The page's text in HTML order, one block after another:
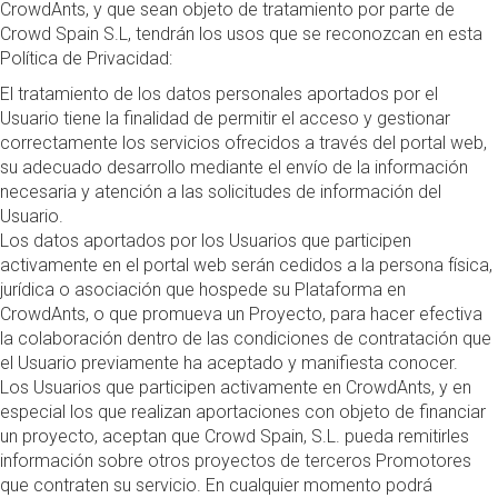
CrowdAnts, y que sean objeto de tratamiento por parte de
Crowd Spain S.L, tendrán los usos que se reconozcan en esta
Política de Privacidad:
El tratamiento de los datos personales aportados por el
Usuario tiene la finalidad de permitir el acceso y gestionar
correctamente los servicios ofrecidos a través del portal web,
su adecuado desarrollo mediante el envío de la información
necesaria y atención a las solicitudes de información del
Usuario.
Los datos aportados por los Usuarios que participen
activamente en el portal web serán cedidos a la persona física,
jurídica o asociación que hospede su Plataforma en
CrowdAnts, o que promueva un Proyecto, para hacer efectiva
la colaboración dentro de las condiciones de contratación que
el Usuario previamente ha aceptado y manifiesta conocer.
Los Usuarios que participen activamente en CrowdAnts, y en
especial los que realizan aportaciones con objeto de financiar
un proyecto, aceptan que Crowd Spain, S.L. pueda remitirles
información sobre otros proyectos de terceros Promotores
que contraten su servicio. En cualquier momento podrá